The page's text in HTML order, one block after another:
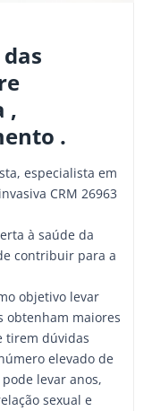
,
.
especialista em
CRM 26963
à saúde da
contribuir para a
objetivo levar
obtenham maiores
tirem dúvidas
elevado de
levar anos,
sexual e